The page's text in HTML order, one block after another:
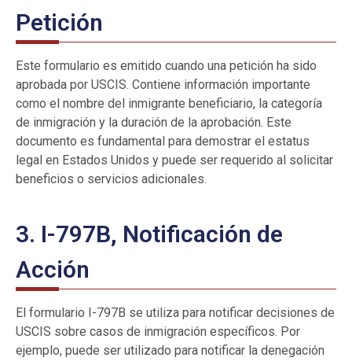
Petición
Este formulario es emitido cuando una petición ha sido
aprobada por USCIS. Contiene información importante
como el nombre del inmigrante beneficiario, la categoría
de inmigración y la duración de la aprobación. Este
documento es fundamental para demostrar el estatus
legal en Estados Unidos y puede ser requerido al solicitar
beneficios o servicios adicionales.
3. I-797B, Notificación de
Acción
El formulario I-797B se utiliza para notificar decisiones de
USCIS sobre casos de inmigración específicos. Por
ejemplo, puede ser utilizado para notificar la denegación